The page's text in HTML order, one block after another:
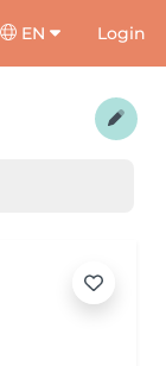
EN Login